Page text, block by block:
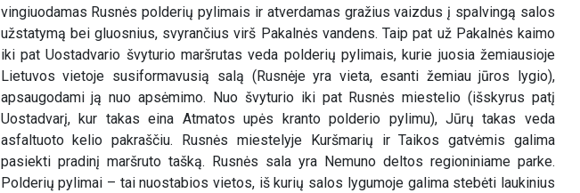
vingiuodamas Rusnės polderių pylimais ir atverdamas gražius vaizdus į spalvingą salos
užstatymą bei gluosnius, svyrančius virš Pakalnės vandens. Taip pat už Pakalnės kaimo
iki pat Uostadvario švyturio maršrutas veda polderių pylimais, kurie juosia žemiausioje
Lietuvos vietoje susiformavusią salą (Rusnėje yra vieta, esanti žemiau jūros lygio),
apsaugodami ją nuo apsėmimo. Nuo švyturio iki pat Rusnės miestelio (išskyrus patį
Uostadvarį, kur takas eina Atmatos upės kranto polderio pylimu), Jūrų takas veda
asfaltuoto kelio pakraščiu. Rusnės miestelyje Kuršmarių ir Taikos gatvėmis galima
pasiekti pradinį maršruto tašką. Rusnės sala yra Nemuno deltos regioniniame parke.
Polderių pylimai – tai nuostabios vietos, iš kurių salos lygumoje galima stebėti laukinius